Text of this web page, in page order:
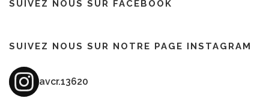
SUIVEZ NOUS SUR FACEBOOK
SUIVEZ NOUS SUR NOTRE PAGE INSTAGRAM
avcr.13620